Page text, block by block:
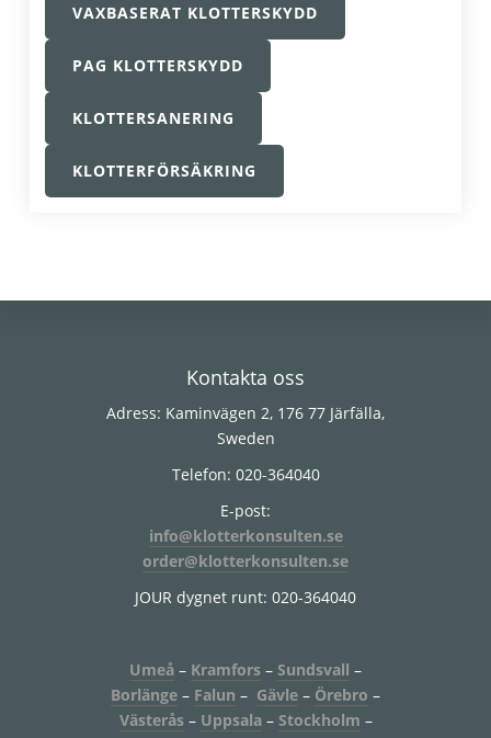
VAXBASERAT KLOTTERSKYDD
PAG KLOTTERSKYDD
KLOTTERSANERING
KLOTTERFÖRSÄKRING
Kontakta oss
Adress: Kaminvägen 2, 176 77 Järfälla,
Sweden
Telefon: 020-364040
E-post:
info@klotterkonsulten.se
order@klotterkonsulten.se
JOUR dygnet runt: 020-364040
Umeå – Kramfors – Sundsvall –
Borlänge – Falun – Gävle – Örebro –
Västerås– Uppsala– Stockholm –